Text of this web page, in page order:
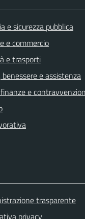
e sicurezza pubblica
e commercio
e trasporti
e assistenza
e
trasparente
privacy